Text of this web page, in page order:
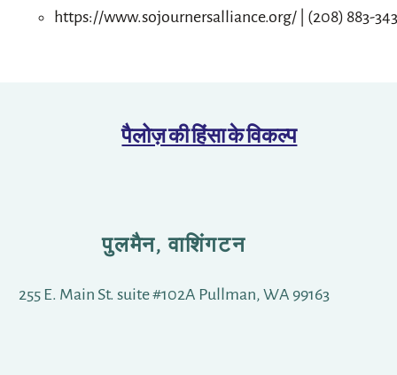
https://www.sojournersalliance.org/ | (208) 883-
पैलोज़ की हिंसा के विकल्प
पुलमैन, वाशिंगटन
255 E. Main St. suite #102A Pullman, WA 99163